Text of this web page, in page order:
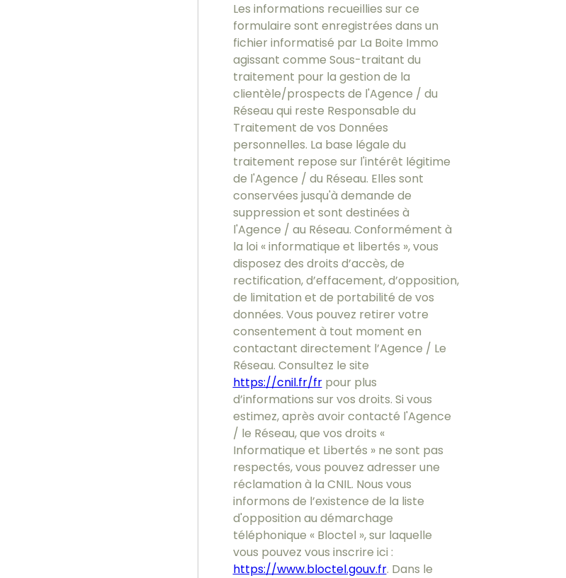
Les informations recueillies sur ce
formulaire sont enregistrées dans un
fichier informatisé par La Boite Immo
agissant comme Sous-traitant du
traitement pour la gestion de la
clientèle/prospects de l'Agence / du
Réseau qui reste Responsable du
Traitement de vos Données
personnelles. La base légale du
traitement repose sur l'intérêt légitime
de l'Agence / du Réseau. Elles sont
conservées jusqu'à demande de
suppression et sont destinées à
l'Agence / au Réseau. Conformément à
la loi « informatique et libertés », vous
disposez des droits d’accès, de
rectification, d’effacement, d’opposition,
de limitation et de portabilité de vos
données. Vous pouvez retirer votre
consentement à tout moment en
contactant directement l’Agence / Le
Réseau. Consultez le site
https://cnil.fr/frpour plus
d’informations sur vos droits. Si vous
estimez, après avoir contacté l'Agence
/ le Réseau, que vos droits «
Informatique et Libertés » ne sont pas
respectés, vous pouvez adresser une
réclamation à la CNIL. Nous vous
informons de l’existence de la liste
d'opposition au démarchage
téléphonique « Bloctel », sur laquelle
vous pouvez vous inscrire ici :
https://www.bloctel.gouv.fr. Dans le